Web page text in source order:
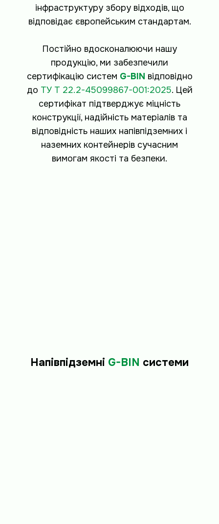
інфраструктуру збору відходів, що
відповідає європейським стандартам.
Постійно вдосконалюючи нашу
продукцію, ми забезпечили
сертифікацію систем G-BIN відповідно
до ТУ Т 22.2-45099867-001:2025. Цей
сертифікат підтверджує міцність
конструкції, надійність матеріалів та
відповідність наших напівпідземних і
наземних контейнерів сучасним
вимогам якості та безпеки.
Напівпідземні G-BIN системи